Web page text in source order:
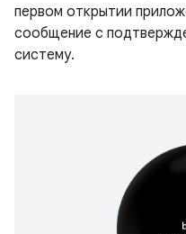
первом открытии
сообщение с
систему.